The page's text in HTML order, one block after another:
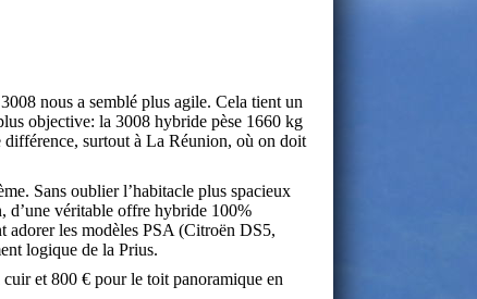
nous a semblé plus agile. Cela tient un
objective: la 3008 hybride pèse 1660 kg
surtout à La Réunion, où on doit
Sans oublier l’habitacle plus spacieux
d’une véritable offre hybride 100%
les modèles PSA (Citroën DS5,
logique de la Prius.
et 800 € pour le toit panoramique en